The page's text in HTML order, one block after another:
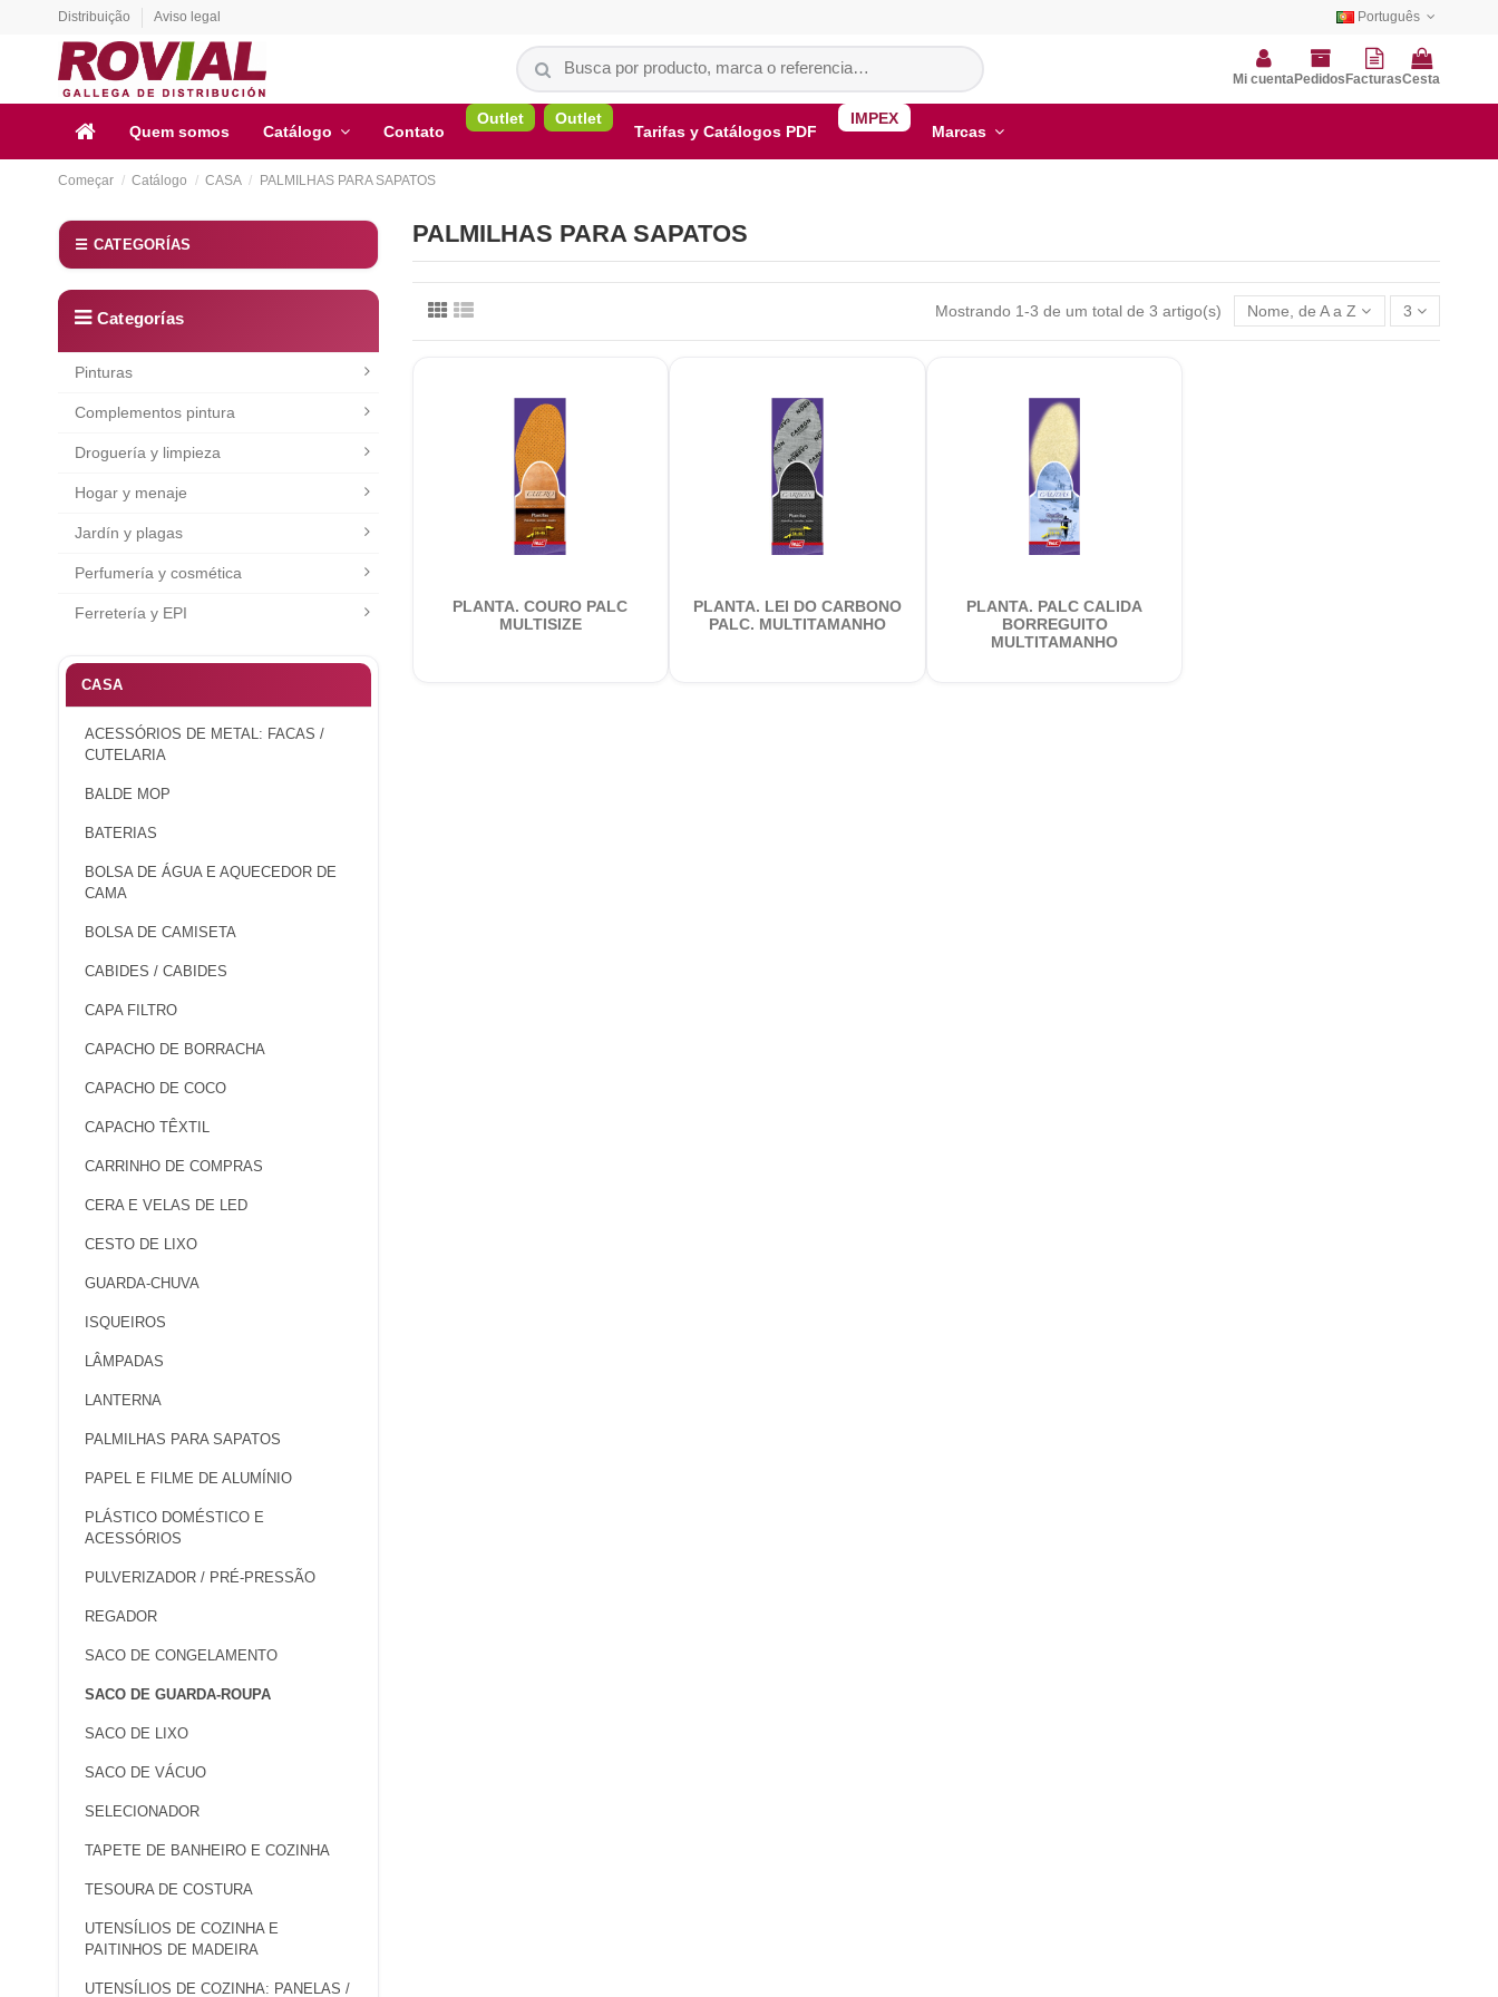
Distribuição Aviso legal Português
Mi cuenta Pedidos FacturasCesta
Quem somos Catálogo Contato
Outlet Outlet
Tarifas y Catálogos PDF
IMPEX
Marcas
Começar Catálogo CASA PALMILHAS PARA SAPATOS
PALMILHAS PARA SAPATOS
Mostrando 1-3 de um total de 3 artigo(s) Nome, de A a Z 3
PLANTA. COURO PALC
MULTISIZE
PLANTA. LEI DO CARBONO
PALC. MULTITAMANHO
PLANTA. PALC CALIDA
BORREGUITO
MULTITAMANHO
☰ CATEGORÍAS
Pinturas
Complementos pintura
Droguería y limpieza
Hogar y menaje
Jardín y plagas
Perfumería y cosmética
Ferretería y EPI
CASA
ACESSÓRIOS DE METAL: FACAS /
CUTELARIA
BALDE MOP
BATERIAS
BOLSA DE ÁGUA E AQUECEDOR DE
CAMA
BOLSA DE CAMISETA
CABIDES / CABIDES
CAPA FILTRO
CAPACHO DE BORRACHA
CAPACHO DE COCO
CAPACHO TÊXTIL
CARRINHO DE COMPRAS
CERA E VELAS DE LED
CESTO DE LIXO
GUARDA-CHUVA
ISQUEIROS
LÂMPADAS
LANTERNA
PALMILHAS PARA SAPATOS
PAPEL E FILME DE ALUMÍNIO
PLÁSTICO DOMÉSTICO E
ACESSÓRIOS
PULVERIZADOR / PRÉ-PRESSÃO
REGADOR
SACO DE CONGELAMENTO
SACO DE GUARDA-ROUPA
SACO DE LIXO
SACO DE VÁCUO
SELECIONADOR
TAPETE DE BANHEIRO E COZINHA
TESOURA DE COSTURA
UTENSÍLIOS DE COZINHA E
PAITINHOS DE MADEIRA
UTENSÍLIOS DE COZINHA: PANELAS /